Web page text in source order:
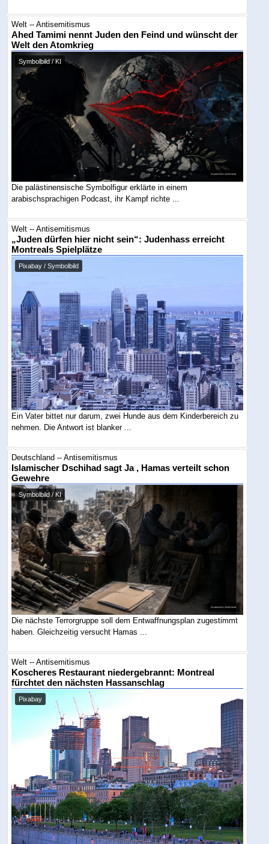
Welt -- Antisemitismus
Ahed Tamimi nennt Juden den Feind und wünscht der
Welt den Atomkrieg
Symbolbild / KI
Die palästinensische Symbolfigur erklärte in einem
arabischsprachigen Podcast, ihr Kampf richte ...
Welt -- Antisemitismus
„Juden dürfen hier nicht sein“: Judenhass erreicht
Montreals Spielplätze
Pixabay / Symbolbild
Ein Vater bittet nur darum, zwei Hunde aus dem Kinderbereich zu
nehmen. Die Antwort ist blanker ...
Deutschland -- Antisemitismus
Islamischer Dschihad sagt Ja , Hamas verteilt schon
Gewehre
Symbolbild / KI
Die nächste Terrorgruppe soll dem Entwaffnungsplan zugestimmt
haben. Gleichzeitig versucht Hamas ...
Welt -- Antisemitismus
Koscheres Restaurant niedergebrannt: Montreal
fürchtet den nächsten Hassanschlag
Pixabay